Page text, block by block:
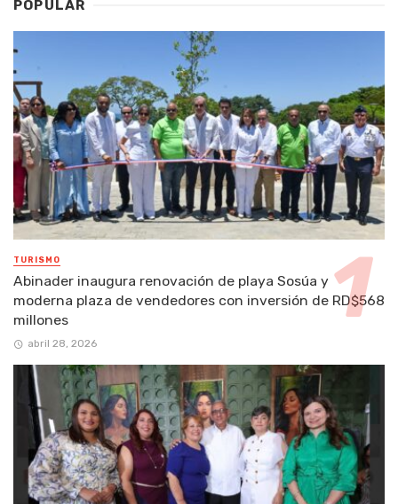
POPULAR
TURISMO
Abinader inaugura renovación de playa Sosúa y
moderna plaza de vendedores con inversión de RD$568
millones
abril 28, 2026